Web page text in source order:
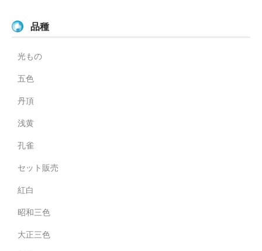
品種
光もの
五色
丹頂
浅黄
孔雀
セット販売
紅白
昭和三色
大正三色